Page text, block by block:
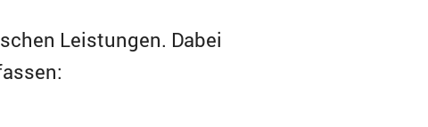
Leistungen. Dabei